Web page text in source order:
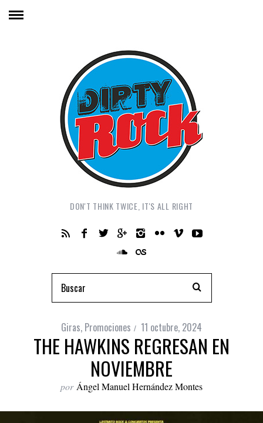
DON'T THINK TWICE, IT'S ALL RIGHT
Giras, Promociones 11 octubre, 2024
THE HAWKINS REGRESAN EN
NOVIEMBRE
por Ángel Manuel Hernández Montes